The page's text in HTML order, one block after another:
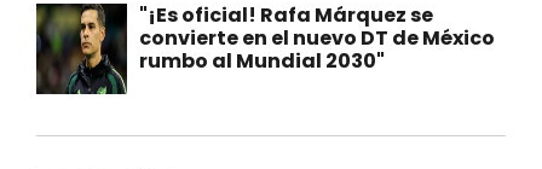
"¡Es oficial! Rafa Márquez se
convierte en el nuevo DT de México
rumbo al Mundial 2030"